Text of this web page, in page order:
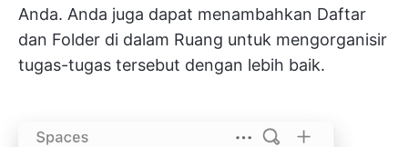
Anda. Anda juga dapat menambahkan Daftar
dan Folder di dalam Ruang untuk mengorganisir
tugas-tugas tersebut dengan lebih baik.